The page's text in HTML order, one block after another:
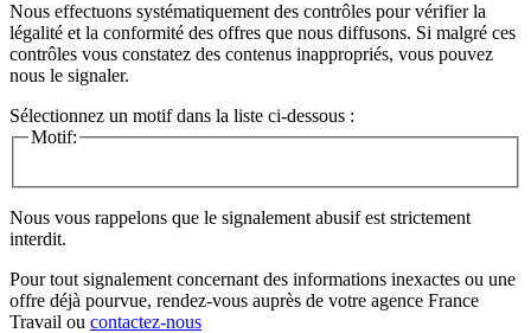
Nous effectuons systématiquement des contrôles pour vérifier la
légalité et la conformité des offres que nous diffusons. Si malgré ces
contrôles vous constatez des contenus inappropriés, vous pouvez
nous le signaler.
Sélectionnez un motif dans la liste ci-dessous :
Motif:
Nous vous rappelons que le signalement abusif est strictement
interdit.
Pour tout signalement concernant des informations inexactes ou une
offre déjà pourvue, rendez-vous auprès de votre agence France
Travail ou contactez-nous